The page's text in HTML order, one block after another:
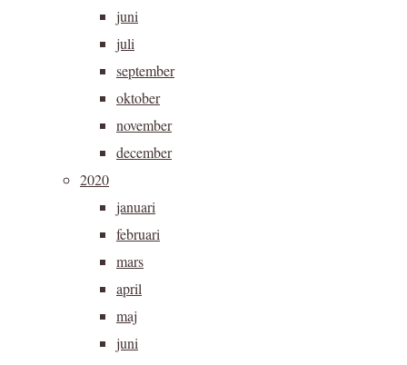
juni
juli
september
oktober
november
december
2020
januari
februari
mars
april
maj
juni